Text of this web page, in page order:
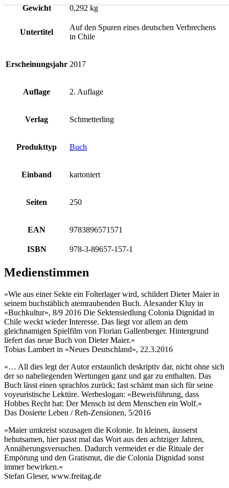
Gewicht 0,292 kg
Untertitel
Auf den Spuren eines deutschen Verbrechens
in Chile
Erscheinungsjahr 2017
Auflage 2. Auflage
Verlag Schmetterling
Produkttyp Buch
Einband kartoniert
Seiten 250
EAN 9783896571571
ISBN 978-3-89657-157-1
Medienstimmen
«Wie aus einer Sekte ein Folterlager wird, schildert Dieter Maier in
seinem buchstäblich atemraubenden Buch. Alexander Kluy in
«Buchkultur», 8/9 2016 Die Sektensiedlung Colonia Dignidad in
Chile weckt wieder Interesse. Das liegt vor allem an dem
gleichnamigen Spielfilm von Florian Gallenberger. Hintergrund
liefert das neue Buch von Dieter Maier.»
Tobias Lambert in «Neues Deutschland», 22.3.2016
«… All dies legt der Autor erstaunlich deskriptiv dar, nicht ohne sich
der so naheliegenden Wertungen ganz und gar zu enthalten. Das
Buch lässt einen sprachlos zurück; fast schämt man sich für seine
voyeuristische Lektüre. Werbeslogan: «Beweisführung, dass
Hobbes Recht hat: Der Mensch ist dem Menschen ein Wolf.»
Das Dosierte Leben / Reh-Zensionen, 5/2016
«Maier umkreist sozusagen die Kolonie. In kleinen, äusserst
behutsamen, hier passt mal das Wort aus den achtziger Jahren,
Annäherungsversuchen. Dadurch vermeidet er die Rituale der
Empörung und den Gratismut, die die Colonia Dignidad sonst
immer bewirken.»
Stefan Gleser, www.freitag.de